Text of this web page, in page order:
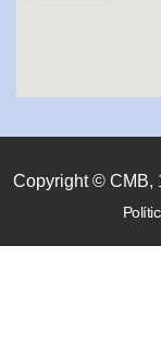
Copyright © CMB,